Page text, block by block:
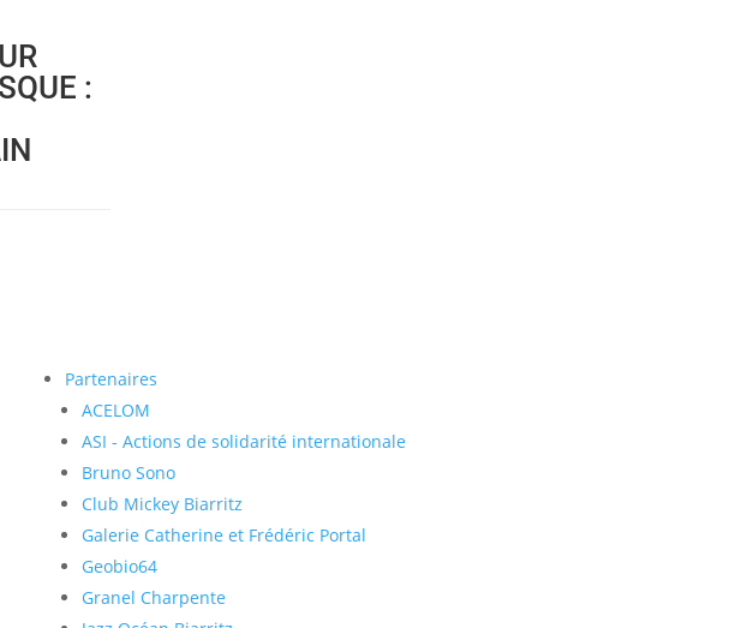
:
Partenaires
ACELOM
ASI - Actions de solidarité internationale
Bruno Sono
Club Mickey Biarritz
Galerie Catherine et Frédéric Portal
Geobio64
Granel Charpente